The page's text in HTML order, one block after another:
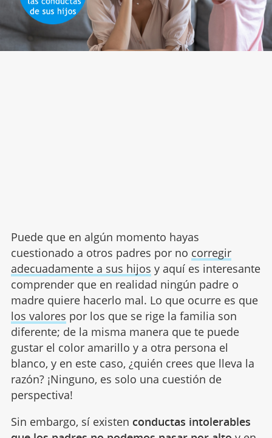
Puede que en algún momento hayas
cuestionado a otros padres por no corregir
adecuadamente a sus hijos y aquí es interesante
comprender que en realidad ningún padre o
madre quiere hacerlo mal. Lo que ocurre es que
los valores por los que se rige la familia son
diferente; de la misma manera que te puede
gustar el color amarillo y a otra persona el
blanco, y en este caso, ¿quién crees que lleva la
razón? ¡Ninguno, es solo una cuestión de
perspectiva!
Sin embargo, sí existen conductas intolerables